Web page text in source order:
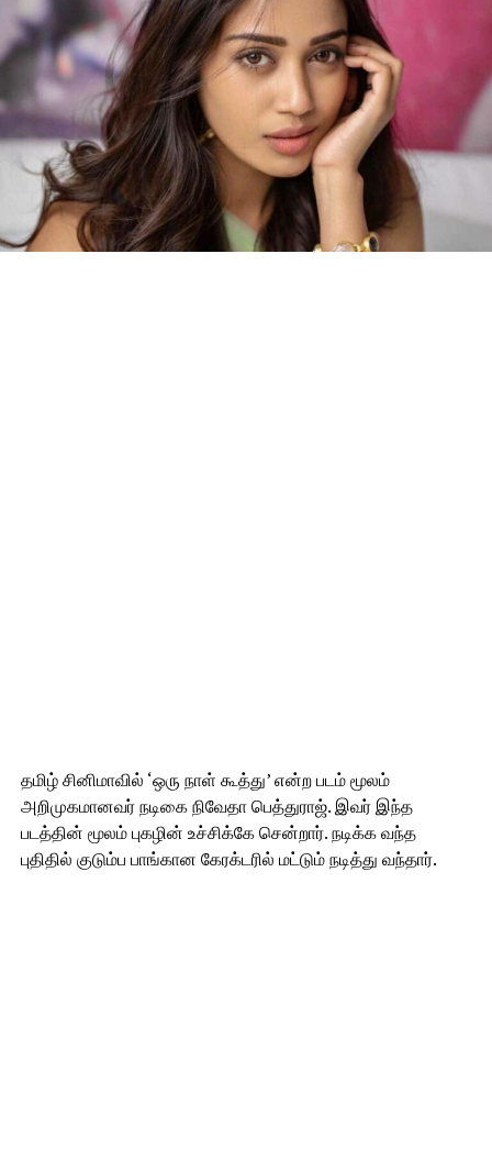
தமிழ் சினிமாவில் ‘ஒரு நாள் கூத்து’ என்ற படம் மூலம்
அறிமுகமானவர் நடிகை நிவேதா பெத்துராஜ். இவர் இந்த
படத்தின் மூலம் புகழின் உச்சிக்கே சென்றார். நடிக்க வந்த
புதிதில் குடும்ப பாங்கான கேரக்டரில் மட்டும் நடித்து வந்தார்.